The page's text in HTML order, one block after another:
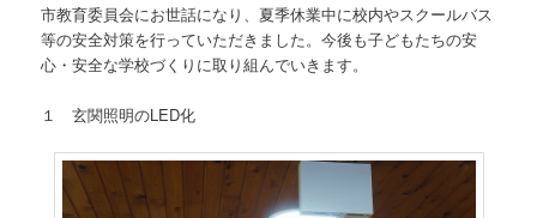
市教育委員会にお世話になり、夏季休業中に校内やスクールバス
等の安全対策を行っていただきました。今後も子どもたちの安
心・安全な学校づくりに取り組んでいきます。
１ 玄関照明のLED化